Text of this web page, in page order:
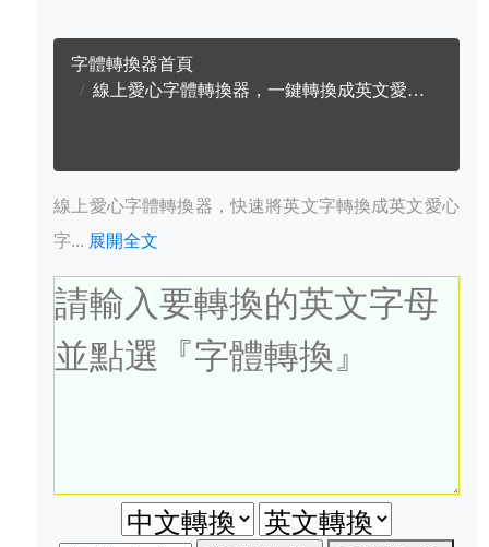
字體轉換器首頁
線上愛心字體轉換器，一鍵轉換成英文愛心字體
線上愛心字體轉換器，快速將英文字轉換成英文愛心
字... 展開全文